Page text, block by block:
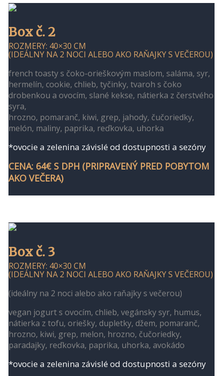
Box č. 2
ROZMERY: 40×30 CM
(IDEÁLNY NA 2 NOCI ALEBO AKO RAŇAJKY S VEČEROU)
french toasty s čoko-orieškovým maslom, saláma, syr,
hermelín, cookie, chlieb, tyčinky, tvaroh s čoko
drobenkou a ovocím, slané kekse, nátierka z čerstvého
syra,
hrozno, pomaranč, kiwi, grep, jahody, čučoriedky,
melón, maliny, paprika, reďkovka, uhorka
*ovocie a zelenina závislé od dostupnosti a sezóny
CENA: 64€ S DPH (PRIPRAVENÝ PRED POBYTOM
AKO VEČERA)
Box č. 3
ROZMERY: 40×30 CM
(IDEÁLNY NA 2 NOCI ALEBO AKO RAŇAJKY S VEČEROU)
(ideálny na 2 noci alebo ako raňajky s večerou)
vegan jogurt s ovocím, chlieb, vegánsky syr, humus,
nátierka z tofu, oriešky, dupletky, džem, pomaranč,
hrozno, kiwi, grep, melon, hrozno, čučoriedky,
paradajky, reďkovka, paprika, uhorka, avokádo
*ovocie a zelenina závislé od dostupnosti a sezóny